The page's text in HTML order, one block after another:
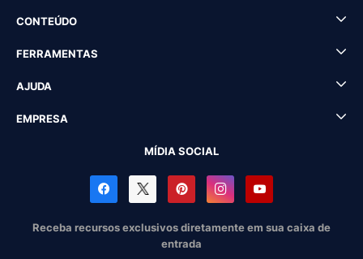
CONTEÚDO
FERRAMENTAS
AJUDA
EMPRESA
MÍDIA SOCIAL
Receba recursos exclusivos diretamente em sua caixa de
entrada